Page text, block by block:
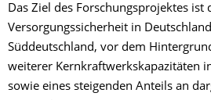
Das Ziel des Forschungsprojektes ist
Versorgungssicherheit in
Süddeutschland, vor dem
weiterer Kernkraftwerkskapazitäten
sowie eines steigenden Anteils an